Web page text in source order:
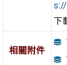
下
相關附件